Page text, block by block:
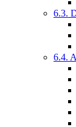
6.3.
6.4.